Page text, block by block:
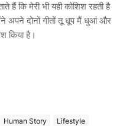
हैं कि मेरी भी यही कोशिश रहती है
अपने दोनों गीतों तू धूप मैं धुआं और
किया है।
Human Story Lifestyle